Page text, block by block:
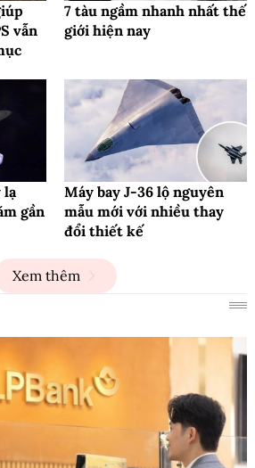
vẫn
7 tàu ngầm nhanh nhất thế
giới hiện nay
lạ
gần
Máy bay J-36 lộ nguyên
mẫu mới với nhiều thay
đổi thiết kế
Xem thêm